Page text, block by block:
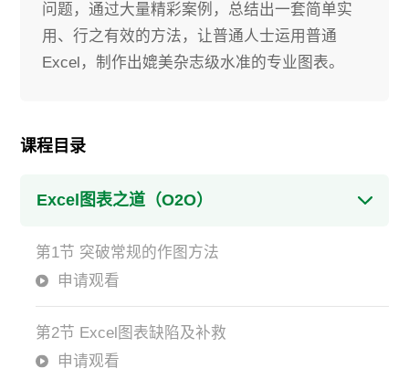
问题，通过大量精彩案例，总结出一套简单实
用、行之有效的方法，让普通人士运用普通
Excel，制作出媲美杂志级水准的专业图表。
课程目录
Excel图表之道（O2O）
第1节 突破常规的作图方法
申请观看
第2节 Excel图表缺陷及补救
申请观看